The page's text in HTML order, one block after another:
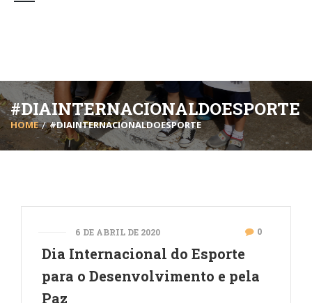
#DIAINTERNACIONALDOESPORTE
HOME #DIAINTERNACIONALDOESPORTE
6 DE ABRIL DE 2020 0
Dia Internacional do Esporte
para o Desenvolvimento e pela
Paz